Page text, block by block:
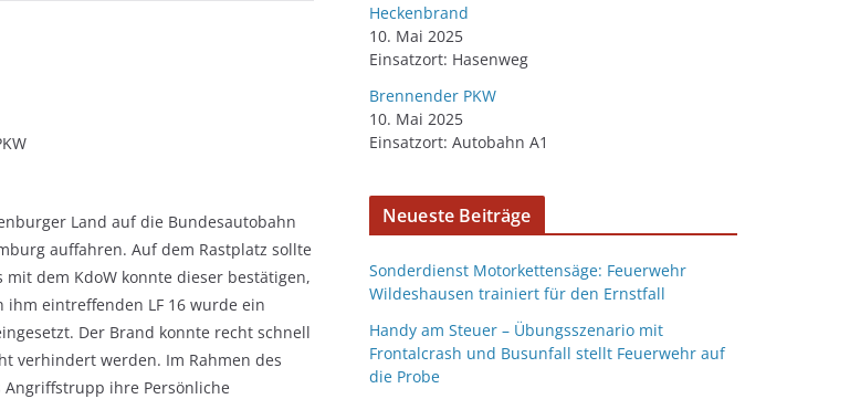
Land auf die Bundesautobahn
auffahren. Auf dem Rastplatz sollte
dem KdoW konnte dieser bestätigen,
eintreffenden LF 16 wurde ein
Der Brand konnte recht schnell
verhindert werden. Im Rahmen des
Angriffstrupp ihre Persönliche
Heckenbrand
10. Mai 2025
Einsatzort: Hasenweg
Brennender PKW
10. Mai 2025
Einsatzort: Autobahn A1
Neueste Beiträge
Sonderdienst Motorkettensäge: Feuerwehr
Wildeshausen trainiert für den Ernstfall
Handy am Steuer – Übungsszenario mit
Frontalcrash und Busunfall stellt Feuerwehr auf
die Probe